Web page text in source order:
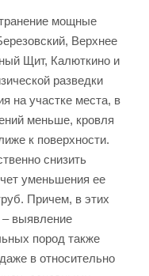
мощные
Верхнее
Щит, Калюткино и
разведки
на участке места, в
меньше, кровля
к поверхности.
снизить
уменьшения ее
Причем, в этих
– выявление
пород также
в относительно